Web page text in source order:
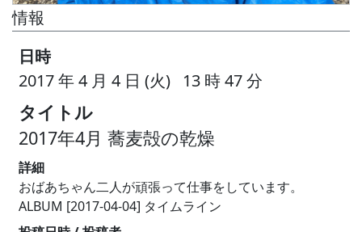
情報
日時
2017 年 4 月 4 日 (火) 13 時 47 分
タイトル
2017年4月 蕎麦殻の乾燥
詳細
おばあちゃん二人が頑張って仕事をしています。
ALBUM [2017-04-04] タイムライン